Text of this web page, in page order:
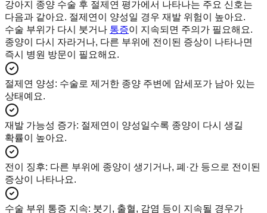
강아지 종양 수술 후 절제연 평가에서 나타나는 주요 신호는
다음과 같아요. 절제연이 양성일 경우 재발 위험이 높아요.
수술 부위가 다시 붓거나 통증이 지속되면 주의가 필요해요.
종양이 다시 자라거나, 다른 부위에 전이된 증상이 나타나면
즉시 병원 방문이 필요해요.
절제연 양성: 수술로 제거한 종양 주변에 암세포가 남아 있는
상태예요.
재발 가능성 증가: 절제연이 양성일수록 종양이 다시 생길
확률이 높아요.
전이 징후: 다른 부위에 종양이 생기거나, 폐·간 등으로 전이된
증상이 나타나요.
수술 부위 통증 지속: 붓기, 출혈, 감염 등이 지속될 경우가